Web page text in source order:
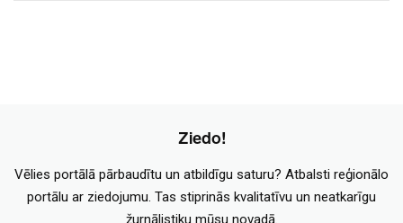
Ziedo!
Vēlies portālā pārbaudītu un atbildīgu saturu? Atbalsti reģionālo
portālu ar ziedojumu. Tas stiprinās kvalitatīvu un neatkarīgu
žurnālistiku mūsu novadā.